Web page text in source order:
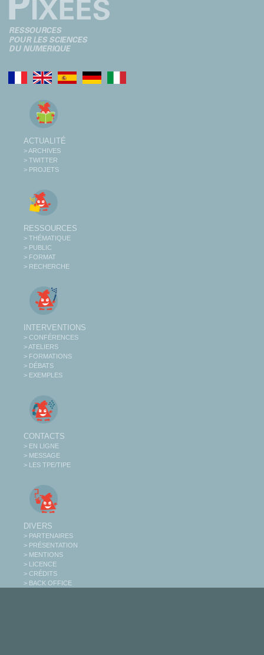
ACTUALITÉ
> ARCHIVES
> TWITTER
> PROJETS
RESSOURCES
> THÉMATIQUE
> PUBLIC
> FORMAT
> RECHERCHE
INTERVENTIONS
> CONFÉRENCES
> ATELIERS
> FORMATIONS
> DÉBATS
> EXEMPLES
CONTACTS
> EN LIGNE
> MESSAGE
> LES TPE/TIPE
DIVERS
> PARTENAIRES
> PRÉSENTATION
> MENTIONS
> LICENCE
> CRÉDITS
> BACK OFFICE